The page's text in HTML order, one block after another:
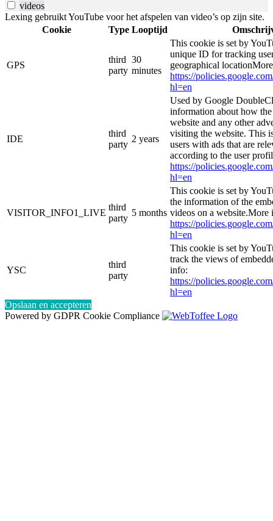
videos
Lexing gebruikt YouTube voor het afspelen van video’s op zijn site.
Cookie
Type Looptijd
GPS
third
party
30
minutes
This cookie is set by
unique ID for tracking
geographical
https://
hl=en
IDE
third
party
2 years
Used by Google
information about how the
website and any other
visiting the website. This
users with ads that are
according to the user
https://
hl=en
VISITOR_INFO1_LIVE
third
party
5 months
This cookie is set by
the information of the
videos on a website.More
https://
hl=en
YSC
third
party
This cookie is set by
track the views of
info:
https://
hl=en
Opslaan en accepteren
Powered by GDPR Cookie Compliance